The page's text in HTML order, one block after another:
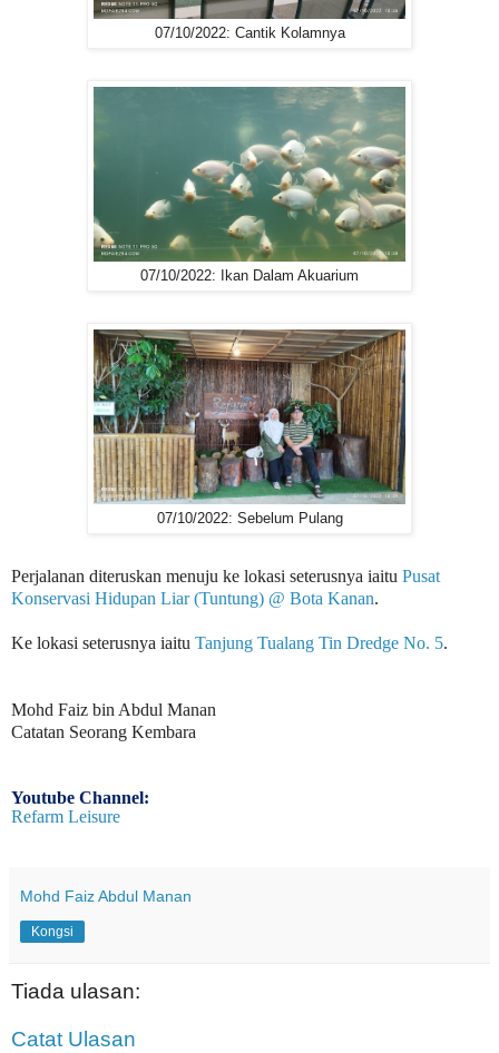
07/10/2022: Cantik Kolamnya
07/10/2022: Ikan Dalam Akuarium
07/10/2022: Sebelum Pulang
Perjalanan diteruskan menuju ke lokasi seterusnya iaitu Pusat
Konservasi Hidupan Liar (Tuntung) @ Bota Kanan.
Ke lokasi seterusnya iaitu Tanjung Tualang Tin Dredge No. 5.
Mohd Faiz bin Abdul Manan
Catatan Seorang Kembara
Youtube Channel:
Refarm Leisure
Mohd Faiz Abdul Manan
Kongsi
Tiada ulasan:
Catat Ulasan